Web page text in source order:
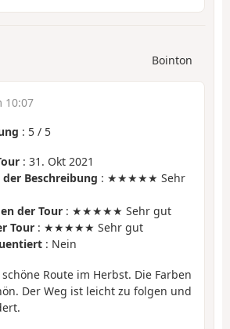
Bointon
10:07
: 5 / 5
: 31. Okt 2021
Beschreibung : ★★★★★ Sehr
der Tour : ★★★★★ Sehr gut
Tour : ★★★★★ Sehr gut
: Nein
Route im Herbst. Die Farben
Der Weg ist leicht zu folgen und